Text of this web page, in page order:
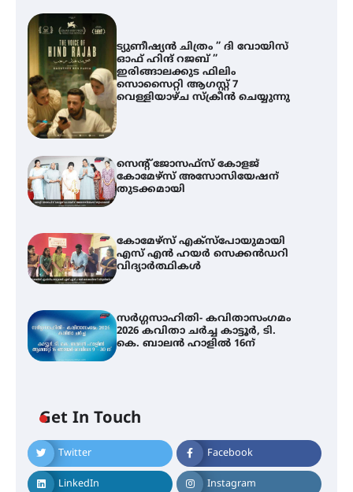
ട്യുണീഷ്യൻ ചിത്രം ” ദി വോയിസ്
ഓഫ് ഹിന്ദ് റജബ് ”
ഇരിങ്ങാലക്കുട ഫിലിം
സൊസൈറ്റി ആഗസ്റ്റ് 7
വെള്ളിയാഴ്ച സ്‌ക്രീൻ ചെയ്യുന്നു
സെന്റ് ജോസഫ്സ് കോളജ്
കോമേഴ്‌സ് അസോസിയേഷന്
തുടക്കമായി
കോമേഴ്സ് എക്സ്പോയുമായി
എസ് എൻ ഹയർ സെക്കൻഡറി
വിദ്യാർത്ഥികൾ
സർഗ്ഗസാഹിതി- കവിതാസംഗമം
2026 കവിതാ ചർച്ച കാട്ടൂർ, ടി.
കെ. ബാലൻ ഹാളിൽ 16ന്
Get In Touch
Twitter Facebook
LinkedIn Instagram